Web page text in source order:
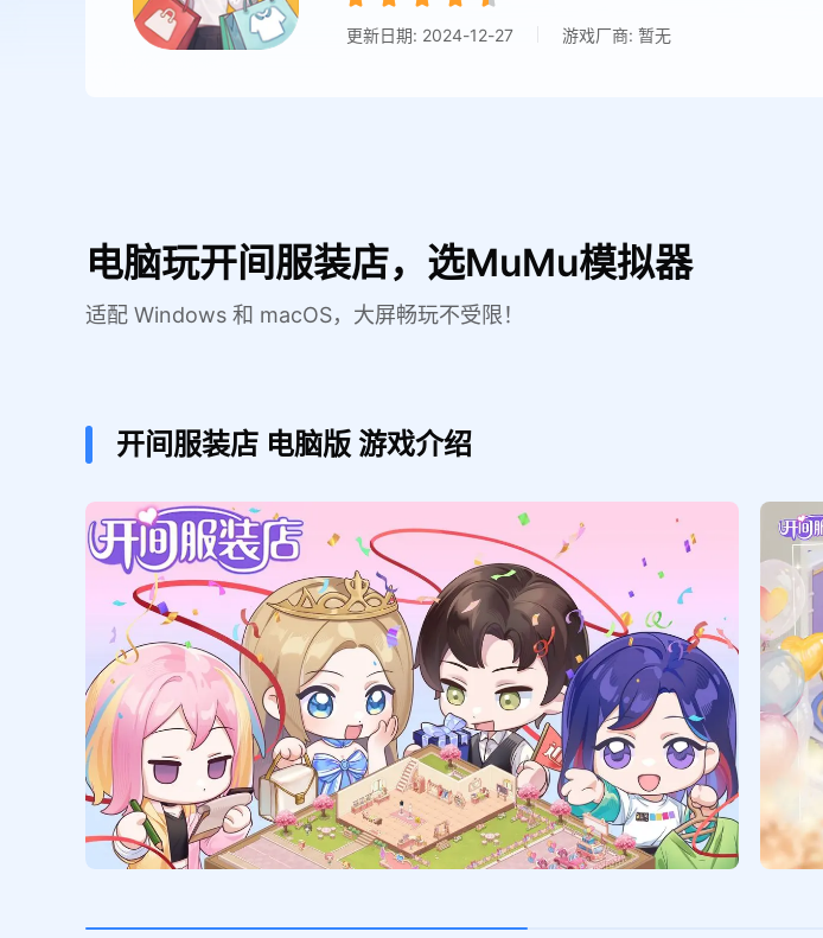
更新日期: 2024-12-27 游戏厂商: 暂无
电脑玩开间服装店，选MuMu模拟器
适配 Windows 和 macOS，大屏畅玩不受限！
开间服装店 电脑版 游戏介绍